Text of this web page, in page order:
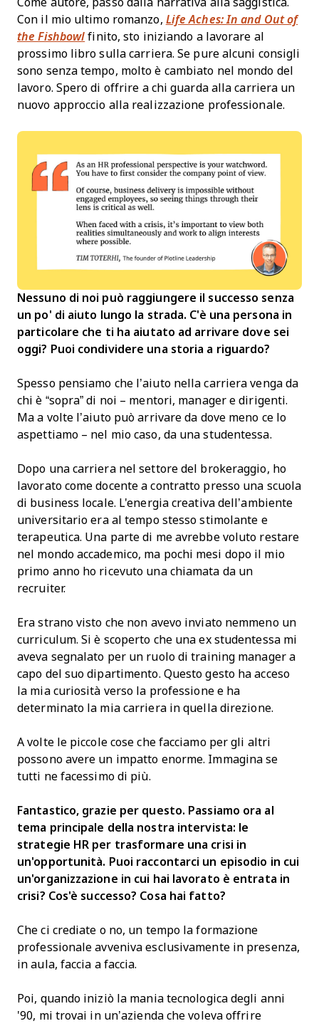
Come autore, passo dalla narrativa alla saggistica.
Con il mio ultimo romanzo, Life Aches: In and Out of
the Fishbowl finito, sto iniziando a lavorare al
prossimo libro sulla carriera. Se pure alcuni consigli
sono senza tempo, molto è cambiato nel mondo del
lavoro. Spero di offrire a chi guarda alla carriera un
nuovo approccio alla realizzazione professionale.
Nessuno di noi può raggiungere il successo senza
un po' di aiuto lungo la strada. C'è una persona in
particolare che ti ha aiutato ad arrivare dove sei
oggi? Puoi condividere una storia a riguardo?
Spesso pensiamo che l’aiuto nella carriera venga da
chi è “sopra” di noi – mentori, manager e dirigenti.
Ma a volte l’aiuto può arrivare da dove meno ce lo
aspettiamo – nel mio caso, da una studentessa.
Dopo una carriera nel settore del brokeraggio, ho
lavorato come docente a contratto presso una scuola
di business locale. L'energia creativa dell’ambiente
universitario era al tempo stesso stimolante e
terapeutica. Una parte di me avrebbe voluto restare
nel mondo accademico, ma pochi mesi dopo il mio
primo anno ho ricevuto una chiamata da un
recruiter.
Era strano visto che non avevo inviato nemmeno un
curriculum. Si è scoperto che una ex studentessa mi
aveva segnalato per un ruolo di training manager a
capo del suo dipartimento. Questo gesto ha acceso
la mia curiosità verso la professione e ha
determinato la mia carriera in quella direzione.
A volte le piccole cose che facciamo per gli altri
possono avere un impatto enorme. Immagina se
tutti ne facessimo di più.
Fantastico, grazie per questo. Passiamo ora al
tema principale della nostra intervista: le
strategie HR per trasformare una crisi in
un'opportunità. Puoi raccontarci un episodio in cui
un'organizzazione in cui hai lavorato è entrata in
crisi? Cos'è successo? Cosa hai fatto?
Che ci crediate o no, un tempo la formazione
professionale avveniva esclusivamente in presenza,
in aula, faccia a faccia.
Poi, quando iniziò la mania tecnologica degli anni
'90, mi trovai in un’azienda che voleva offrire